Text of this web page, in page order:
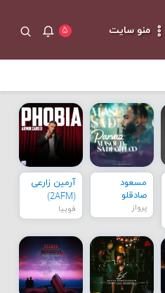
منو سایت ۵
مسعود
صادقلو
پرواز
آرمین زارعی
(2AFM)
فوبیا